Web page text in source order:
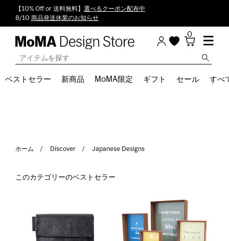
【10% Off or 送料無料】 選べるクーポン配布中
8/10 商品発送休業のお知らせ
0
ベストセラー 新商品 MoMA限定 ギフト セール すべ
ホーム Discover Japanese Designs
このカテゴリーのベストセラー